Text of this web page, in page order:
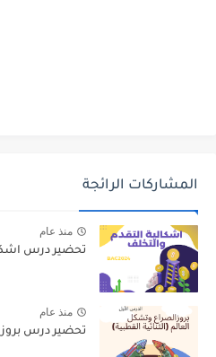
المشاركات الرائجة
منذ عام
تحضير درس
منذ عام
تحضير درس